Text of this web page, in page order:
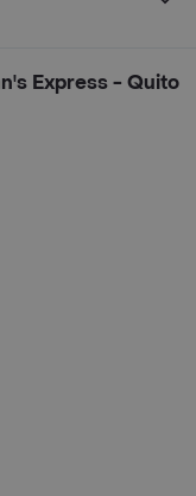
Express - Quito